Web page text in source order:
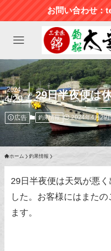
お問い合わせ：
29日半夜便は
2024
4/29
広告 釣果情報 2024年4月29
ホーム 釣果情報
29日半夜便は天気が悪
した。お客様にはまた
ます。